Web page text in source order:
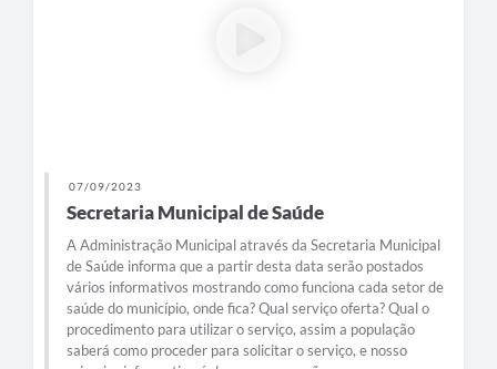
07/09/2023
Secretaria Municipal de Saúde
A Administração Municipal através da Secretaria Municipal
de Saúde informa que a partir desta data serão postados
vários informativos mostrando como funciona cada setor de
saúde do município, onde fica? Qual serviço oferta? Qual o
procedimento para utilizar o serviço, assim a população
saberá como proceder para solicitar o serviço, e nosso